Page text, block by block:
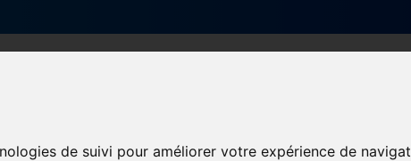
de suivi pour améliorer votre expérience de